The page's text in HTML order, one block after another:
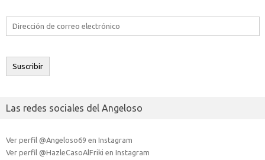
Dirección
electrónico
Suscribir
Las redes sociales del Angeloso
Ver perfil @Angeloso69 en Instagram
Ver perfil @HazleCasoAlFriki en Instagram